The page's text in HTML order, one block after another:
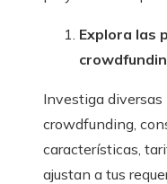
Explora las
Investiga
crowdfunding,
características,
ajustan a tus